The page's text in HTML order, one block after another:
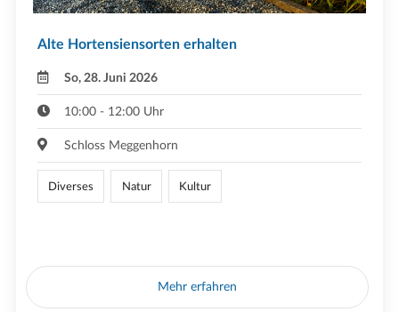
Alte Hortensiensorten erhalten
So, 28. Juni 2026
10:00 - 12:00 Uhr
Schloss Meggenhorn
Diverses Natur Kultur
Mehr erfahren